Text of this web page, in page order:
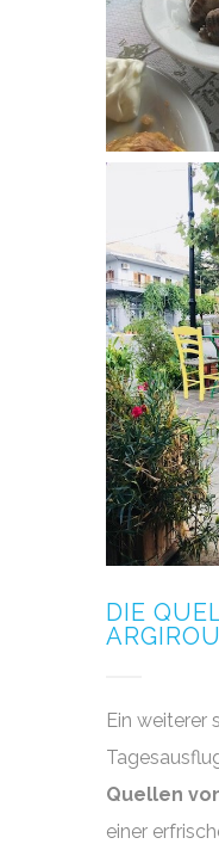
DIE
Ein weiterer
Quellen
einer